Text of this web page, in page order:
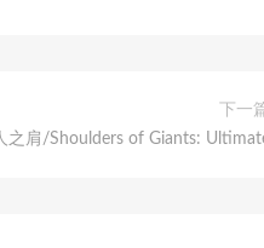
下一
之肩/Shoulders of Giants: